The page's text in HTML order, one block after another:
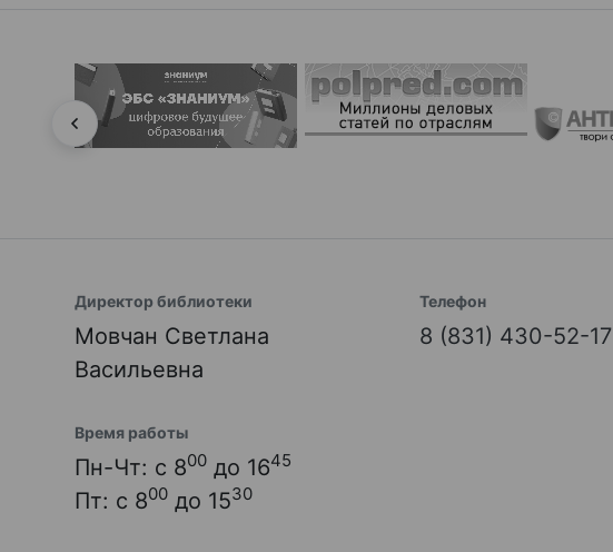
Директор библиотеки
Мовчан Светлана
Васильевна
Телефон
8 (831) 430-52-17
Время работы
Пн-Чт: с 800 до 1645
Пт: с 800 до 1530